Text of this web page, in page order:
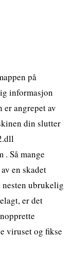
på
informasjon
angrepet av
din slutter
. Så mange
en skadet
ubrukelig
er det
viruset og fikse